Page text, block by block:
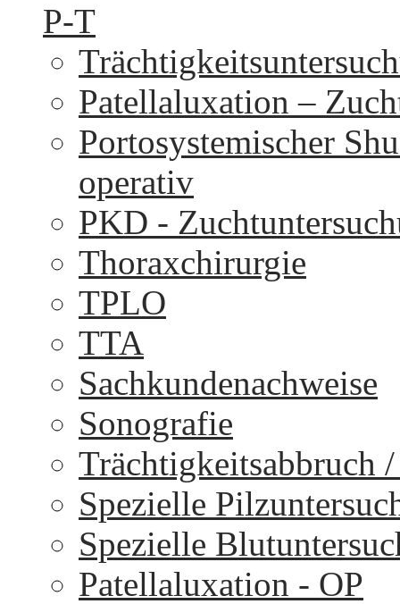
P-T
Patellaluxation –
Portosystemischer
operativ
PKD -
Thoraxchirurgie
TPLO
TTA
Sachkundenachweise
Sonografie
Trächtigkeitsabbruch
Spezielle
Spezielle
Patellaluxation - OP